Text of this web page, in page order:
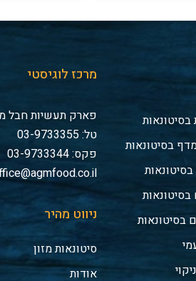
בסיטונאות
בסיטונאות
בסיטונאות
מרכז לוגיסטי
פארק תעשיות חבל
טל: 03-9733355
פקס: 03-9733344
ניווט מהיר
סיטונאות מזון
אודות